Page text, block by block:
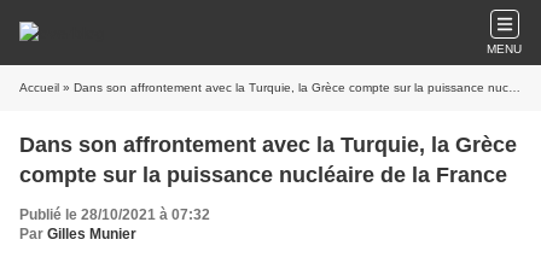
MENU
Accueil » Dans son affrontement avec la Turquie, la Grèce compte sur la puissance nucléaire de la France
Dans son affrontement avec la Turquie, la Grèce
compte sur la puissance nucléaire de la France
Publié le 28/10/2021 à 07:32
Par Gilles Munier